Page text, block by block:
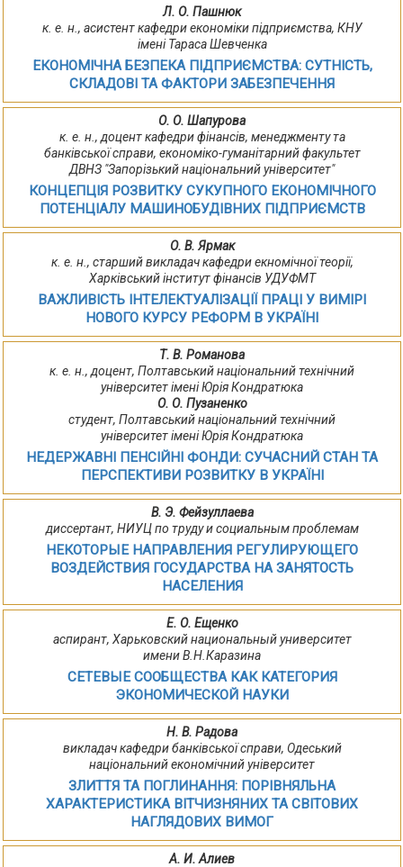
Л. О. Пашнюк
к. е. н., асистент кафедри економіки підприємства, КНУ
імені Тараса Шевченка
ЕКОНОМІЧНА БЕЗПЕКА ПІДПРИЄМСТВА: СУТНІСТЬ,
СКЛАДОВІ ТА ФАКТОРИ ЗАБЕЗПЕЧЕННЯ
О. О. Шапурова
к. е. н., доцент кафедри фінансів, менеджменту та
банківської справи, економіко-гуманітарний факультет
ДВНЗ "Запорізький національний університет"
КОНЦЕПЦІЯ РОЗВИТКУ СУКУПНОГО ЕКОНОМІЧНОГО
ПОТЕНЦІАЛУ МАШИНОБУДІВНИХ ПІДПРИЄМСТВ
О. В. Ярмак
к. е. н., старший викладач кафедри екномічної теорії,
Харківський інститут фінансів УДУФМТ
ВАЖЛИВІСТЬ ІНТЕЛЕКТУАЛІЗАЦІЇ ПРАЦІ У ВИМІРІ
НОВОГО КУРСУ РЕФОРМ В УКРАЇНІ
Т. В. Романова
к. е. н., доцент, Полтавський національний технічний
університет імені Юрія Кондратюка
О. О. Пузаненко
студент, Полтавський національний технічний
університет імені Юрія Кондратюка
НЕДЕРЖАВНІ ПЕНСІЙНІ ФОНДИ: СУЧАСНИЙ СТАН ТА
ПЕРСПЕКТИВИ РОЗВИТКУ В УКРАЇНІ
В. Э. Фейзуллаева
диссертант, НИУЦ по труду и социальным проблемам
НЕКОТОРЫЕ НАПРАВЛЕНИЯ РЕГУЛИРУЮЩЕГО
ВОЗДЕЙСТВИЯ ГОСУДАРСТВА НА ЗАНЯТОСТЬ
НАСЕЛЕНИЯ
Е. О. Ещенко
аспирант, Харьковский национальный университет
имени В.Н.Каразина
СЕТЕВЫЕ СООБЩЕСТВА КАК КАТЕГОРИЯ
ЭКОНОМИЧЕСКОЙ НАУКИ
Н. В. Радова
викладач кафедри банківської справи, Одеський
національний економічний університет
ЗЛИТТЯ ТА ПОГЛИНАННЯ: ПОРІВНЯЛЬНА
ХАРАКТЕРИСТИКА ВІТЧИЗНЯНИХ ТА СВІТОВИХ
НАГЛЯДОВИХ ВИМОГ
А. И. Алиев